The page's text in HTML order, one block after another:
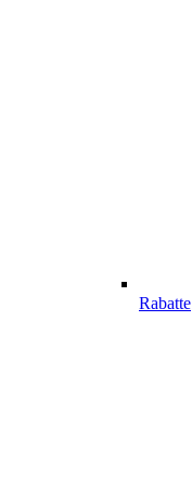
Rabatte